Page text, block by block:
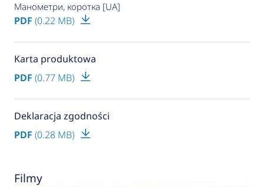
Манометри, коротка [UA]
PDF (0.22 MB)
Karta produktowa
PDF (0.77 MB)
Deklaracja zgodności
PDF (0.28 MB)
Filmy